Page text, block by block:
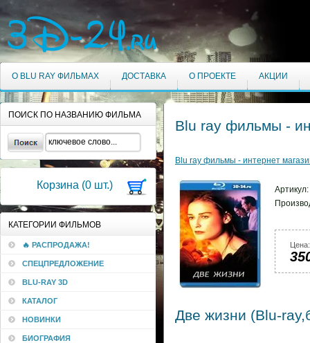
О BLU RAY ФИЛЬМАХ ДОСТАВКА О ПРОЕКТЕ АКЦИИ
ПОИСК ПО НАЗВАНИЮ ФИЛЬМА
Корзина (0 шт.)
КАТЕГОРИИ ФИЛЬМОВ
🔥 РАСПРОДАЖА!
СПЕЦПРЕДЛОЖЕНИЕ
BLU-RAY 3D
КАТАЛОГ
НОВИНКИ
БИОГРАФИЯ
Blu ray фильмы -
Blu ray фильмы - интернет
Артикул:
Цена:
Две жизни (Blu-